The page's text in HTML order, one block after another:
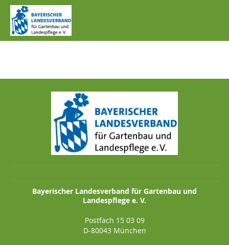
IMG_0779.JPG
Bayerischer Landesverband für Gartenbau und
Landespflege e. V.
Postfach 15 03 09
D-80043 München